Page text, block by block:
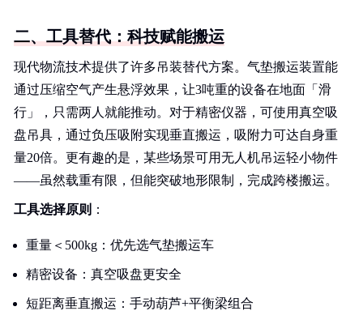
二、工具替代：科技赋能搬运
现代物流技术提供了许多吊装替代方案。气垫搬运装置能
通过压缩空气产生悬浮效果，让3吨重的设备在地面「滑
行」，只需两人就能推动。对于精密仪器，可使用真空吸
盘吊具，通过负压吸附实现垂直搬运，吸附力可达自身重
量20倍。更有趣的是，某些场景可用无人机吊运轻小物件
——虽然载重有限，但能突破地形限制，完成跨楼搬运。
工具选择原则 ：
重量＜500kg：优先选气垫搬运车
精密设备：真空吸盘更安全
短距离垂直搬运：手动葫芦+平衡梁组合